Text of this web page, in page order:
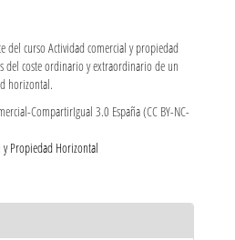
del curso Actividad comercial y propiedad
del coste ordinario y extraordinario de un
horizontal.
CompartirIgual 3.0 España (CC BY-NC-
Propiedad Horizontal